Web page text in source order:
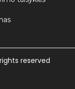
reserved